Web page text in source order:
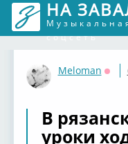
НА
соцсеть
Meloman
В
уроки